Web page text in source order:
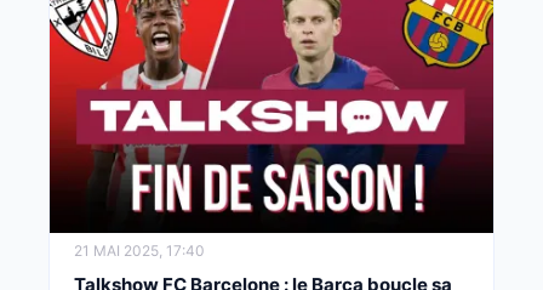
21 MAI 2025, 17:40
Talkshow FC Barcelone : le Barça boucle sa